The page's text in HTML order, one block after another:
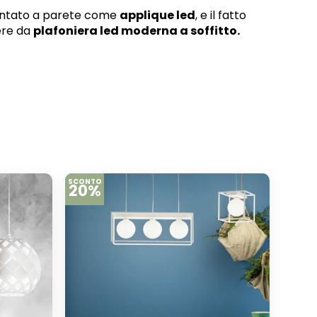
a parete come applique led, e il fatto
da plafoniera led moderna a soffitto.
SCONTO
20%